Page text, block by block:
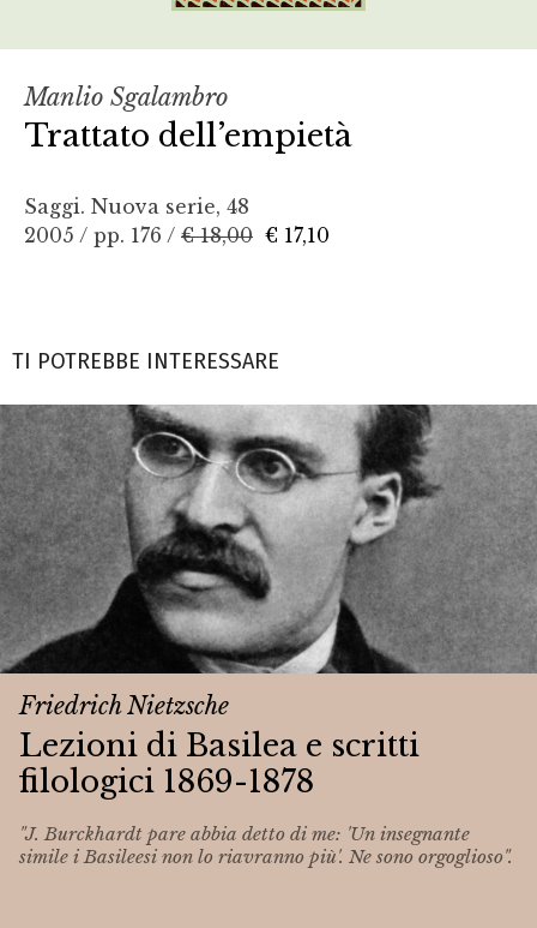
Manlio Sgalambro
Trattato dell’empietà
Saggi. Nuova serie, 48
2005 / pp. 176 / € 18,00 € 17,10
TI POTREBBE INTERESSARE
Friedrich Nietzsche
Lezioni di Basilea e scritti
filologici 1869-1878
"J. Burckhardt pare abbia detto di me: 'Un insegnante
simile i Basileesi non lo riavranno più'. Ne sono orgoglioso".